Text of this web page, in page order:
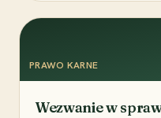
PRAWO KARNE
Wezwanie w